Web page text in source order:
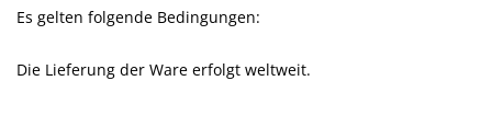
Es gelten folgende Bedingungen:
Die Lieferung der Ware erfolgt weltweit.